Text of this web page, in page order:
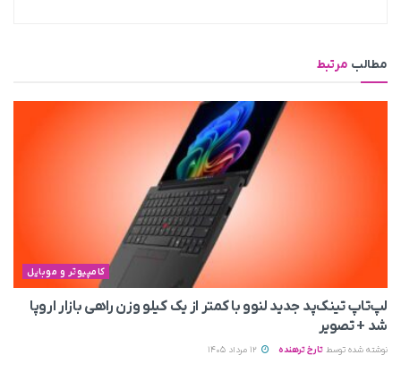
مطالب مرتبط
کامپیوتر و موبایل
لپ‌تاپ تینک‌پد جدید لنوو با کمتر از یک کیلو وزن راهی بازار اروپا
شد + تصویر
نوشته شده توسط تارخ ترهنده